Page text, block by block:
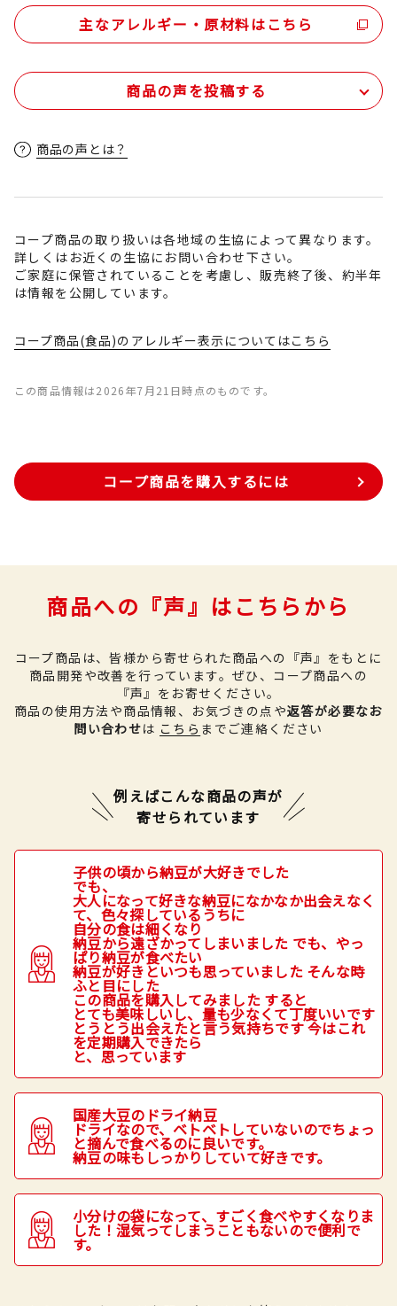
主なアレルギー・原材料はこちら
商品の声を投稿する
商品の声とは？
コープ商品の取り扱いは各地域の生協によって異なります。
詳しくはお近くの生協にお問い合わせ下さい。
ご家庭に保管されていることを考慮し、販売終了後、約半年
は情報を公開しています。
コープ商品(食品)のアレルギー表示についてはこちら
この商品情報は2026年7月21日時点のものです。
コープ商品を購入するには
商品への『声』はこちらから
コープ商品は、皆様から寄せられた商品への『声』をもとに
商品開発や改善を行っています。 ぜひ、コープ商品への
『声』をお寄せください。
商品の使用方法や商品情報、お気づきの点や返答が必要なお
問い合わせは こちら までご連絡ください
例えばこんな商品の声が
寄せられています
子供の頃から納豆が大好きでした
でも、
大人になって好きな納豆になかなか出会えなく
て、色々探しているうちに
自分の食は細くなり
納豆から遠ざかってしまいました でも、やっ
ぱり納豆が食べたい
納豆が好きといつも思っていました そんな時
ふと目にした
この商品を購入してみました すると
とても美味しいし、量も少なくて丁度いいです
とうとう出会えたと言う気持ちです今はこれ
を定期購入できたら
と、思っています
国産大豆のドライ納豆
ドライなので、ベトベトしていないのでちょっ
と摘んで食べるのに良いです。
納豆の味もしっかりしていて好きです。
小分けの袋になって、すごく食べやすくなりま
した！湿気ってしまうこともないので便利で
す。